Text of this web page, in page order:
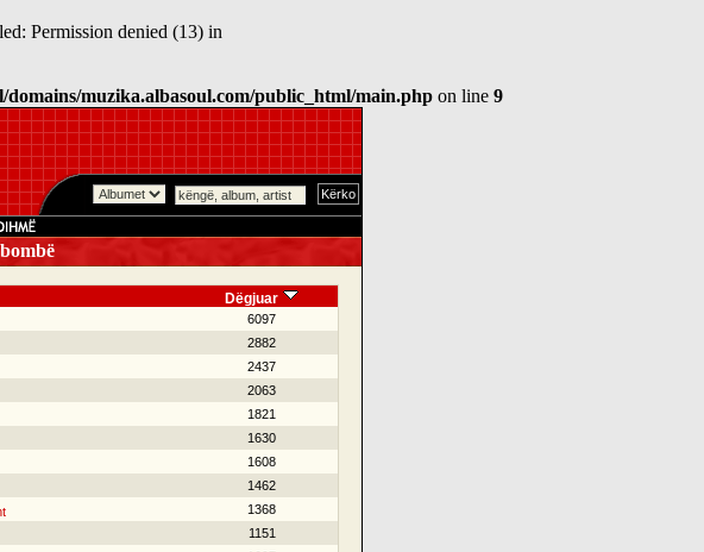
Permission denied (13) in
domains/muzika.albasoul.com/public_html/main.php on line 9
Dëgjuar
6097
2882
2437
2063
1821
1630
1608
1462
1368
1151